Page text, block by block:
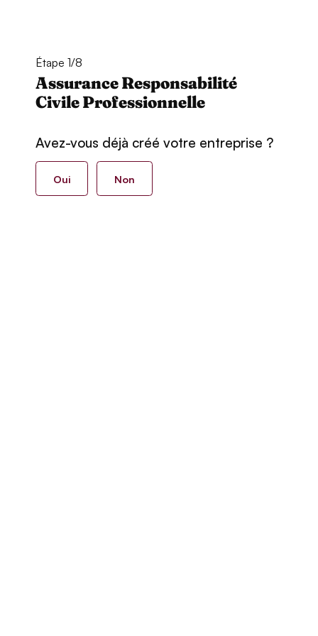
Étape 1/8
Assurance Responsabilité
Civile Professionnelle
Avez-vous déjà créé votre entreprise ?
Oui Non